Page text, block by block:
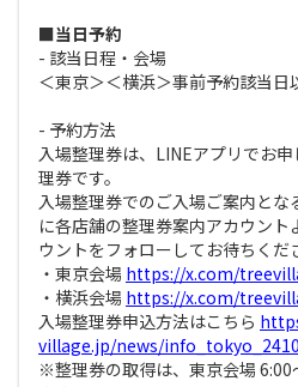
■当日予約
- 該当日程・会場
＜東京＞＜横浜＞事前予約該当日
- 予約方法
入場整理券は、LINEアプリでお
理券です。
入場整理券でのご入場ご案内とな
に各店舗の整理券案内アカウント
ウントをフォローしてお待ちくだ
・東京会場 https://x.com/
・横浜会場 https://x.com/
入場整理券申込方法はこちら
village.jp/news/
※整理券の取得は、東京会場 6:00